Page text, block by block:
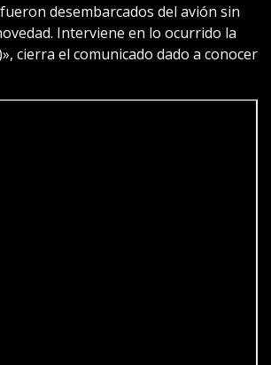
desembarcados del avión sin
Interviene en lo ocurrido la
cierra el comunicado dado a conocer